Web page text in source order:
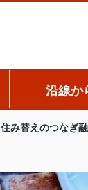
沿線か
住み替えのつなぎ